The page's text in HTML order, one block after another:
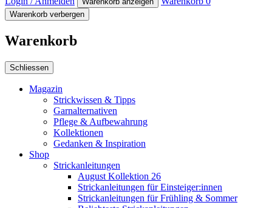
Warenkorb verbergen
Warenkorb
Schliessen
Magazin
Strickwissen & Tipps
Garnalternativen
Pflege & Aufbewahrung
Kollektionen
Gedanken & Inspiration
Shop
Strickanleitungen
August Kollektion 26
Strickanleitungen für Einsteiger:innen
Strickanleitungen für Frühling & Sommer